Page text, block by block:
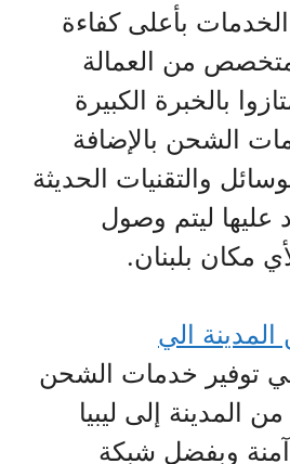
بأعلى كفاءة
من العمالة
بالخبرة الكبيرة
الشحن بالإضافة
والتقنيات الحديثة
عليها ليتم وصول
مكان بلبنان.
الي
توفير خدمات الشحن
المدينة إلى ليبيا
وبفضل شبكة